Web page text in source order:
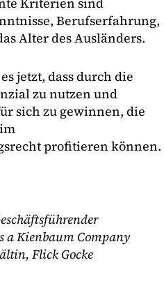
Berufserfahrung,
Alter des Ausländers.
jetzt, dass durch die
zu nutzen und
sich zu gewinnen, die
profitieren können.
a Kienbaum Company
Flick Gocke